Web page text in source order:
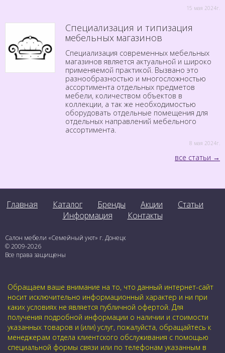
15 мая 2024г.
Специализация и типизация
мебельных магазинов
Специализация современных мебельных
магазинов является актуальной и широко
применяемой практикой. Вызвано это
разнообразностью и многосложностью
ассортимента отдельных предметов
мебели, количеством объектов в
коллекции, а так же необходимостью
оборудовать отдельные помещения для
отдельных направлений мебельного
ассортимента.
8 мая 2024г.
все статьи
Главная Каталог Бренды Акции
Статьи
Информация
Контакты
Салон мебели «Семейный уют» г. Донецк
© 2009-2026
Все права защищены
Обращаем ваше внимание на то, что данный интернет-сайт
носит исключительно информационный характер и ни при
каких условиях не является публичной офертой. Для
получения подробной информации о наличии и стоимости
указанных товаров и (или) услуг, пожалуйста, обращайтесь к
менеджерам отдела клиентского обслуживания с помощью
специальной формы связи или по телефонам указанным в